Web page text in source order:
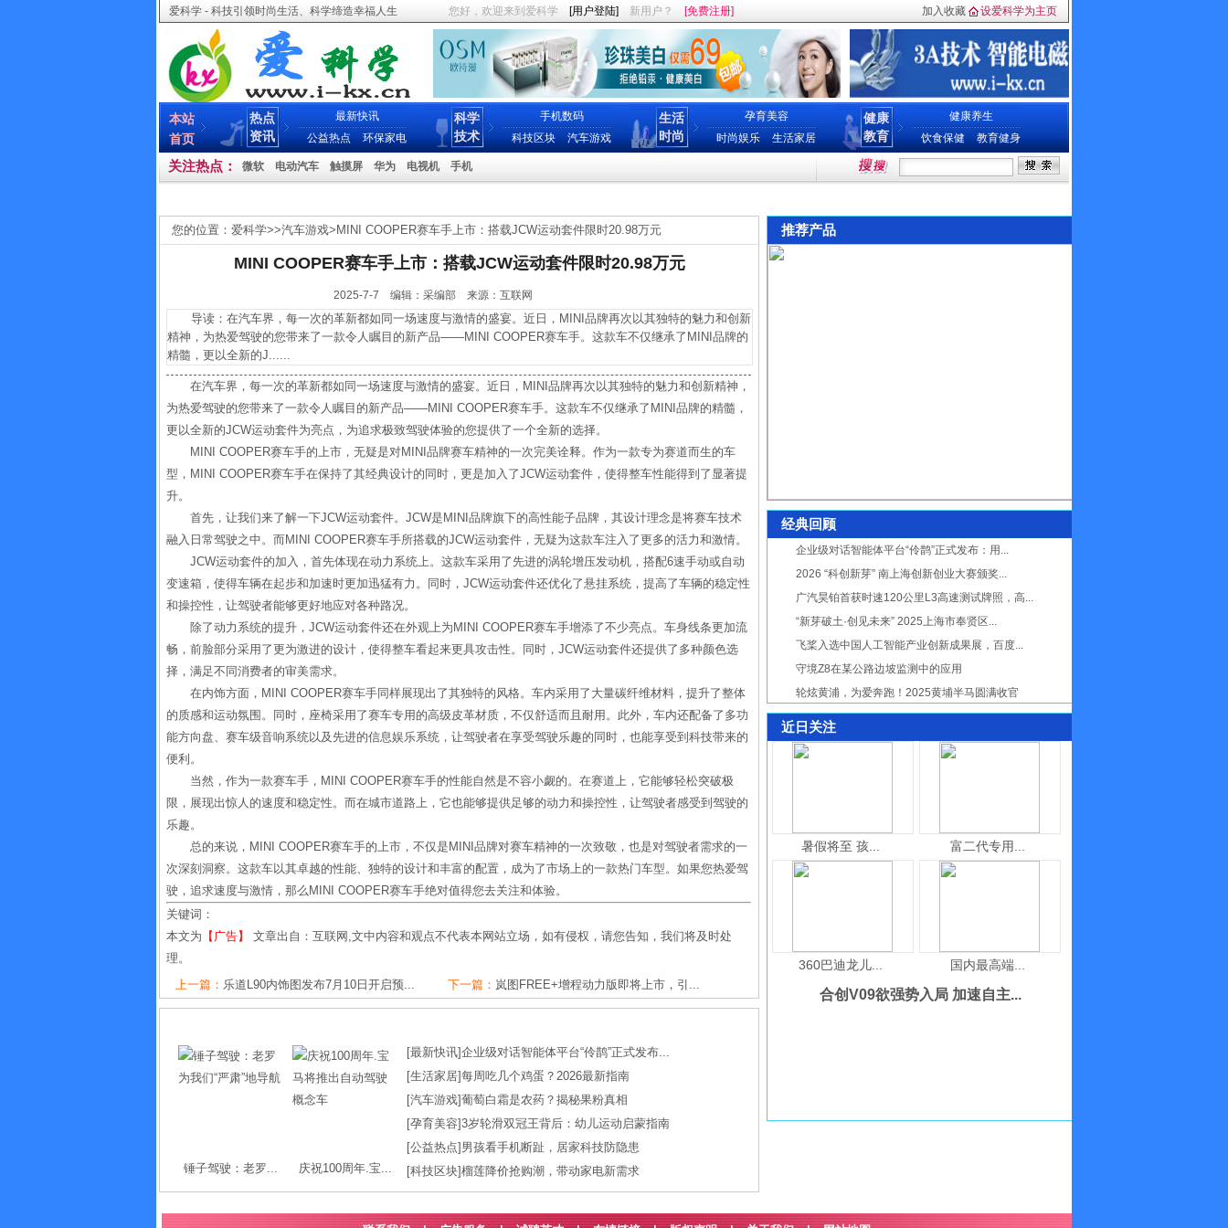
爱科学 - 科技引领时尚生活、科学缔造幸福人生 您好，欢迎来到爱科学 [用户登陆] 新用户？ [免费注册] 加入收藏 设爱科学为主页
本站
首页
热点
资讯
最新快讯
公益热点
环保家电
科学
技术
手机数码
科技区块
汽车游戏
生活
时尚
孕育美容
时尚娱乐
生活家居
健康
教育
健康养生
饮食保健
教育健身
关注热点： 微软 电动汽车 触摸屏 华为 电视机 手机
您的位置： 爱科学>>汽车游戏> MINI COOPER赛车手上市：搭载JCW运动套件限时20.98万元
MINI COOPER赛车手上市：搭载JCW运动套件限时20.98万元
2025-7-7 编辑：采编部 来源：互联网
导读：在汽车界，每一次的革新都如同一场速度与激情的盛宴。近日，MINI品牌再次以其独特的魅力和创新
精神，为热爱驾驶的您带来了一款令人瞩目的新产品——MINI COOPER赛车手。这款车不仅继承了MINI品牌的
精髓，更以全新的J......
在汽车界，每一次的革新都如同一场速度与激情的盛宴。近日，MINI品牌再次以其独特的魅力和创新精神，
为热爱驾驶的您带来了一款令人瞩目的新产品——MINI COOPER赛车手。这款车不仅继承了MINI品牌的精髓，
更以全新的JCW运动套件为亮点，为追求极致驾驶体验的您提供了一个全新的选择。
MINI COOPER赛车手的上市，无疑是对MINI品牌赛车精神的一次完美诠释。作为一款专为赛道而生的车
型，MINI COOPER赛车手在保持了其经典设计的同时，更是加入了JCW运动套件，使得整车性能得到了显著提
升。
首先，让我们来了解一下JCW运动套件。JCW是MINI品牌旗下的高性能子品牌，其设计理念是将赛车技术
融入日常驾驶之中。而MINI COOPER赛车手所搭载的JCW运动套件，无疑为这款车注入了更多的活力和激情。
JCW运动套件的加入，首先体现在动力系统上。这款车采用了先进的涡轮增压发动机，搭配6速手动或自动
变速箱，使得车辆在起步和加速时更加迅猛有力。同时，JCW运动套件还优化了悬挂系统，提高了车辆的稳定性
和操控性，让驾驶者能够更好地应对各种路况。
除了动力系统的提升，JCW运动套件还在外观上为MINI COOPER赛车手增添了不少亮点。车身线条更加流
畅，前脸部分采用了更为激进的设计，使得整车看起来更具攻击性。同时，JCW运动套件还提供了多种颜色选
择，满足不同消费者的审美需求。
在内饰方面，MINI COOPER赛车手同样展现出了其独特的风格。车内采用了大量碳纤维材料，提升了整体
的质感和运动氛围。同时，座椅采用了赛车专用的高级皮革材质，不仅舒适而且耐用。此外，车内还配备了多功
能方向盘、赛车级音响系统以及先进的信息娱乐系统，让驾驶者在享受驾驶乐趣的同时，也能享受到科技带来的
便利。
当然，作为一款赛车手，MINI COOPER赛车手的性能自然是不容小觑的。在赛道上，它能够轻松突破极
限，展现出惊人的速度和稳定性。而在城市道路上，它也能够提供足够的动力和操控性，让驾驶者感受到驾驶的
乐趣。
总的来说，MINI COOPER赛车手的上市，不仅是MINI品牌对赛车精神的一次致敬，也是对驾驶者需求的一
次深刻洞察。这款车以其卓越的性能、独特的设计和丰富的配置，成为了市场上的一款热门车型。如果您热爱驾
驶，追求速度与激情，那么MINI COOPER赛车手绝对值得您去关注和体验。
关键词：
本文为 【广告】
文章出自：互联网,文中内容和观点不代表本网站立场，如有侵权，请您告知，我们将及时处
理。
上一篇： 乐道L90内饰图发布7月10日开启预... 下一篇： 岚图FREE+增程动力版即将上市，引...
锤子驾驶：老罗... 庆祝100周年.宝...
[最新快讯]企业级对话智能体平台“伶鹊”正式发布...
[生活家居]每周吃几个鸡蛋？2026最新指南
[汽车游戏]葡萄白霜是农药？揭秘果粉真相
[孕育美容]3岁轮滑双冠王背后：幼儿运动启蒙指南
[公益热点] 男孩看手机断趾，居家科技防隐患
[科技区块]榴莲降价抢购潮，带动家电新需求
推荐产品
经典回顾
企业级对话智能体平台“伶鹊”正式发布：用...
2026 “科创新芽” 南上海创新创业大赛颁奖...
广汽昊铂首获时速120公里L3高速测试牌照，高...
“新芽破土·创见未来” 2025上海市奉贤区...
飞桨入选中国人工智能产业创新成果展，百度...
守境Z8在某公路边坡监测中的应用
轮炫黄浦，为爱奔跑！2025黄埔半马圆满收官
近日关注
暑假将至 孩... 富二代专用...
360巴迪龙儿... 国内最高端...
合创V09欲强势入局 加速自主...